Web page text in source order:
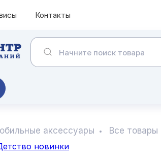
Контакты
аксессуары Все товары